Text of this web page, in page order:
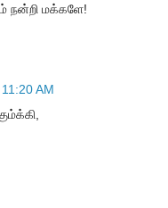
நன்றி மக்களே!
AM